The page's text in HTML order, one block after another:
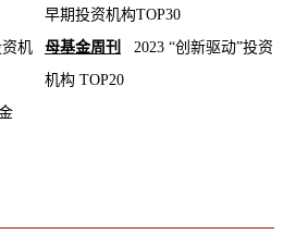
早期投资机构TOP30
机
母基金周刊 2023 “创新驱动”投资
机构 TOP20